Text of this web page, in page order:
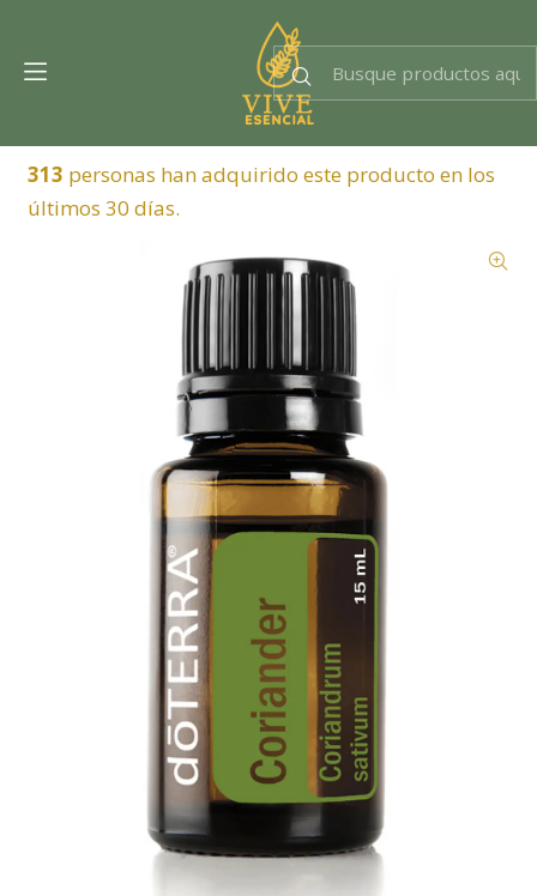
313 personas han adquirido este producto en los
últimos 30 días.
Dra. EsencIAl
Experta en bienestar